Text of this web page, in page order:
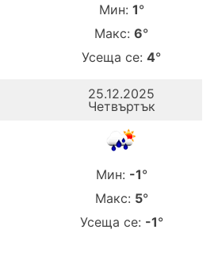
Мин: 1°
Макс: 6°
Усеща се: 4°
25.12.2025
Четвъртък
Мин: -1°
Макс: 5°
Усеща се: -1°